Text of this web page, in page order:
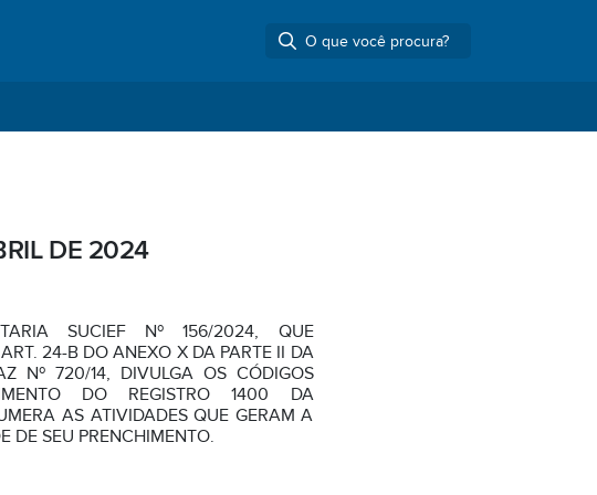
DE 2024
SUCIEF Nº 156/2024, QUE
24-B DO ANEXO X DA PARTE II DA
Nº 720/14, DIVULGA OS CÓDIGOS
DO REGISTRO 1400 DA
AS ATIVIDADES QUE GERAM A
DE SEU PRENCHIMENTO.